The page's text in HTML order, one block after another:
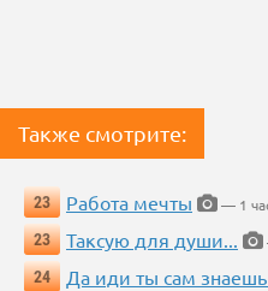
Также смотрите:
23 Работа мечты
— 1
23
Таксую для души...
24
Да иди ты сам